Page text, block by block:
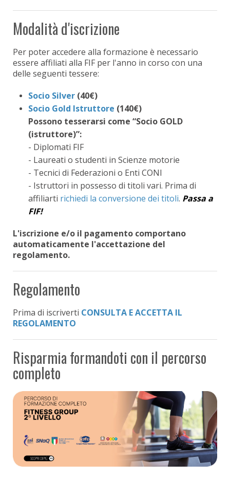
Modalità d'iscrizione
Per poter accedere alla formazione è necessario
essere affiliati alla FIF per l'anno in corso con una
delle seguenti tessere:
Socio Silver (40€)
Socio Gold Istruttore (140€)
Possono tesserarsi come “Socio GOLD
(istruttore)”:
- Diplomati FIF
- Laureati o studenti in Scienze motorie
- Tecnici di Federazioni o Enti CONI
- Istruttori in possesso di titoli vari. Prima di
affiliarti richiedi la conversione dei titoli. Passa a
FIF!
L'iscrizione e/o il pagamento comportano
automaticamente l'accettazione del
regolamento.
Regolamento
Prima di iscriverti CONSULTA E ACCETTA IL
REGOLAMENTO
Risparmia formandoti con il percorso
completo